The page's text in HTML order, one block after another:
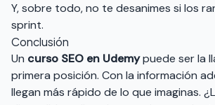
Y, sobre todo, no te desanimes si los
sprint.
Conclusión
Un curso SEO en Udemypuede ser la
primera posición. Con la información
llegan más rápido de lo que imaginas.